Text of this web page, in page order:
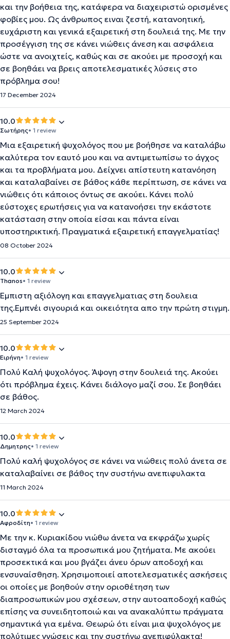
και την βοήθεια της, κατάφερα να διαχειριστώ ορισμένες
φοβίες μου. Ως άνθρωπος ειναι ζεστή, κατανοητική,
ευχάριστη και γενικά εξαιρετική στη δουλειά της. Με την
προσέγγιση της σε κάνει νιώθεις άνεση και ασφάλεια
ώστε να ανοιχτείς, καθώς και σε ακούει με προσοχή και
σε βοηθάει να βρεις αποτελεσματικές λύσεις στο
πρόβλημα σου!
17 December 2024
10.0
Σωτήρης• 1 review
Μια εξαιρετική ψυχολόγος που με βοήθησε να καταλάβω
καλύτερα τον εαυτό μου και να αντιμετωπίσω το άγχος
και τα προβλήματα μου. Δείχνει απίστευτη κατανόηση
και καταλαβαίνει σε βάθος κάθε περίπτωση, σε κάνει να
νιώθεις ότι κάποιος όντως σε ακούει. Κάνει πολύ
εύστοχες ερωτήσεις για να κατανοήσει την εκάστοτε
κατάσταση στην οποία είσαι και πάντα είναι
υποστηρικτική. Πραγματικά εξαιρετική επαγγελματίας!
08 October 2024
10.0
Thanos• 1 review
Έμπιστη αξιόλογη και επαγγελματιας στη δουλεια
της.Εμπνέι σιγουριά και οικειότητα απο την πρώτη στιγμη.
25 September 2024
10.0
Ειρήνη• 1 review
Πολύ Καλή ψυχολόγος. Άψογη στην δουλειά της. Ακούει
ότι πρόβλημα έχεις. Κάνει διάλογο μαζί σου. Σε βοηθάει
σε βάθος.
12 March 2024
10.0
Δημητρης• 1 review
Πολύ καλή ψυχολόγος σε κάνει να νιώθεις πολύ άνετα σε
καταλαβαίνει σε βάθος την συστήνω ανεπιφυλακτα
11 March 2024
10.0
Αφροδίτη• 1 review
Με την κ. Κυριακίδου νιώθω άνετα να εκφράζω χωρίς
δισταγμό όλα τα προσωπικά μου ζητήματα. Με ακούει
προσεκτικά και μου βγάζει άνευ όρων αποδοχή και
ενσυναίσθηση. Χρησιμοποιεί αποτελεσματικές ασκήσεις
οι οποίες με βοηθούν στην οριοθέτηση των
διαπροσωπικών μου σχέσεων, στην αυτοαποδοχή καθώς
επίσης να συνειδητοποιώ και να ανακαλύπτω πράγματα
σημαντικά για εμένα. Θεωρώ ότι είναι μια ψυχολόγος με
πολύτιμες γνώσεις και την συστήνω ανεπιφύλακτα!